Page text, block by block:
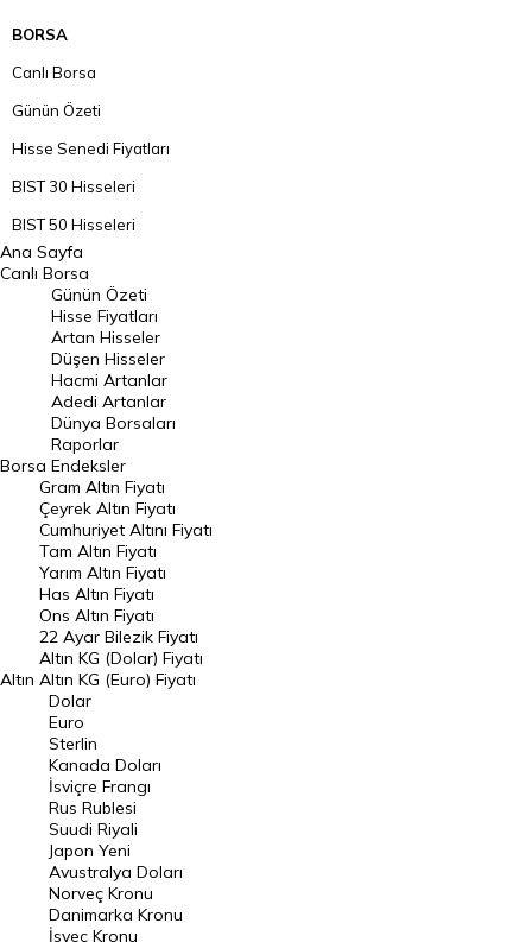
BORSA
Canlı Borsa
Günün Özeti
Hisse Senedi Fiyatları
BIST 30 Hisseleri
BIST 50 Hisseleri
BIST 100 Hisseleri
En Çok Artan Hisseler
En Çok Düşen Hisseler
Hacmi Artanlar
Geçmiş Kapanışlar
Dünya Borsaları
Raporlar
Endeksler
DÖVİZ
Döviz Kuru
Dolar Kuru
Euro Kuru
Pound Kuru
Frank Kuru
Riyal Kuru
Avustralya Doları
Danimarka Kronu Kuru
Kanada Doları Kuru
Ana Sayfa
Canlı Borsa
Borsa
Günün Özeti
Hisse Fiyatları
Artan Hisseler
Düşen Hisseler
Hacmi Artanlar
Adedi Artanlar
Dünya Borsaları
Raporlar
Endeksler
Altın
Gram Altın Fiyatı
Çeyrek Altın Fiyatı
Cumhuriyet Altını Fiyatı
Tam Altın Fiyatı
Yarım Altın Fiyatı
Has Altın Fiyatı
Ons Altın Fiyatı
22 Ayar Bilezik Fiyatı
Altın KG (Dolar) Fiyatı
Altın KG (Euro) Fiyatı
Dolar
Euro
Sterlin
Kanada Doları
İsviçre Frangı
Rus Rublesi
Suudi Riyali
Japon Yeni
Avustralya Doları
Norveç Kronu
Danimarka Kronu
İsveç Kronu